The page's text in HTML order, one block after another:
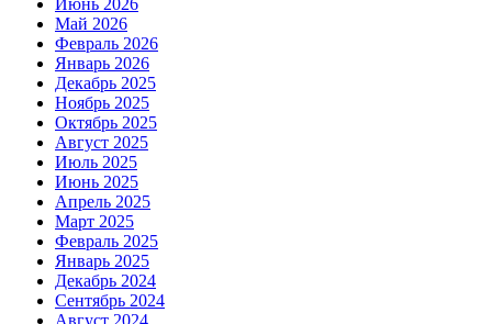
Май 2026
Февраль 2026
Январь 2026
Декабрь 2025
Ноябрь 2025
Октябрь 2025
Август 2025
Июль 2025
Июнь 2025
Апрель 2025
Март 2025
Февраль 2025
Январь 2025
Декабрь 2024
Сентябрь 2024
Август 2024